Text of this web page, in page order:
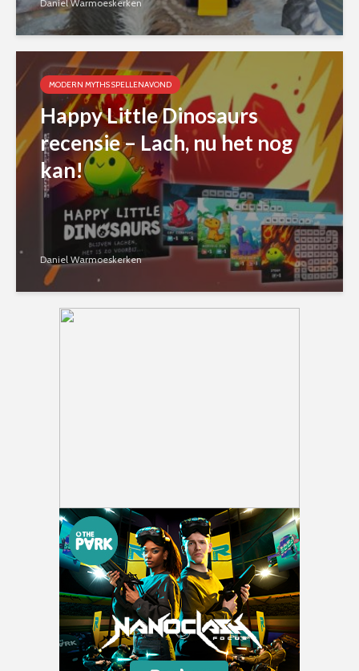
Daniel Warmoeskerken
MODERN MYTHS SPELLENAVOND
Happy Little Dinosaurs
recensie – Lach, nu het nog
kan!
Daniel Warmoeskerken